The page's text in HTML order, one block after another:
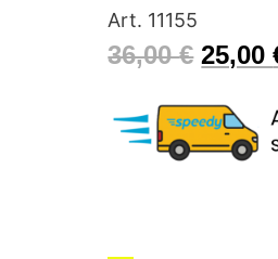
Art. 11155
36,00€ 25,00